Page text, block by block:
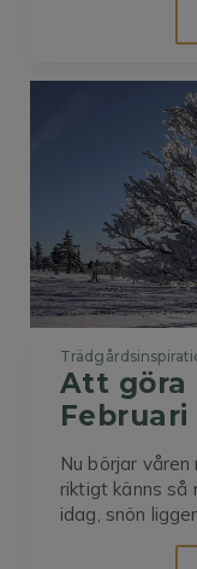
minimalt med
Att göra
Februari
Nu börjar
riktigt känns
idag, snön
underbart! Det